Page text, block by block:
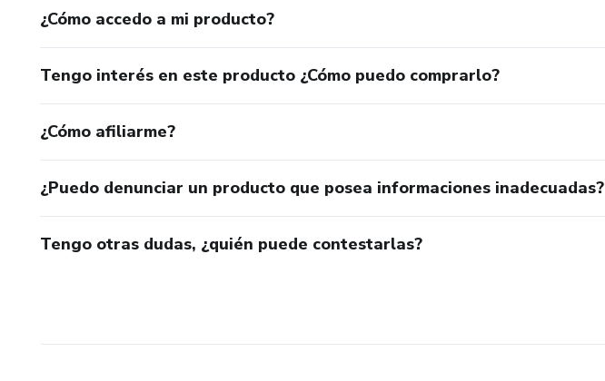
¿Cómo accedo a mi producto?
Tengo interés en este producto ¿Cómo puedo comprarlo?
¿Cómo afiliarme?
¿Puedo denunciar un producto que posea informaciones inadecuadas?
Tengo otras dudas, ¿quién puede contestarlas?